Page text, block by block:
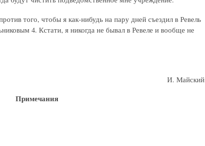
того, чтобы я как-нибудь на пару дней съездил в Ревель
4. Кстати, я никогда не бывал в Ревеле и вообще не
И. Майский
Примечания